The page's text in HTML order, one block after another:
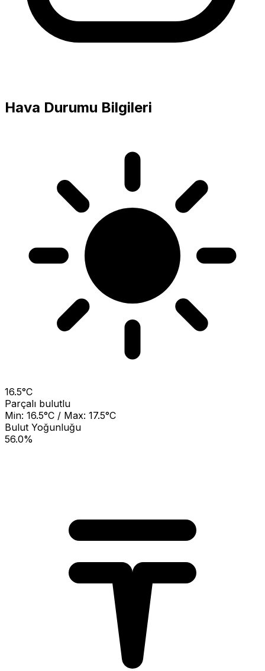
Hava Durumu Bilgileri
16.5°C
Parçalı bulutlu
Min: 16.5°C / Max: 17.5°C
Bulut Yoğunluğu
56.0%